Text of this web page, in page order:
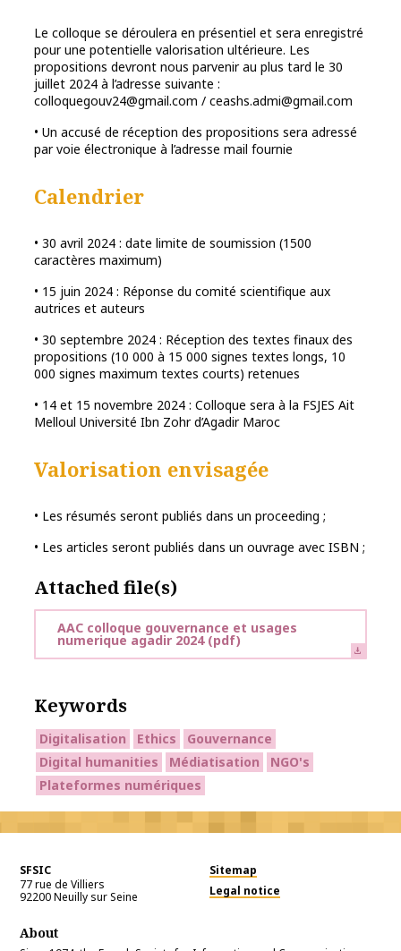
Le colloque se déroulera en présentiel et sera enregistré
pour une potentielle valorisation ultérieure. Les
propositions devront nous parvenir au plus tard le 30
juillet 2024 à l’adresse suivante :
colloquegouv24@gmail.com / ceashs.admi@gmail.com
• Un accusé de réception des propositions sera adressé
par voie électronique à l’adresse mail fournie
Calendrier
• 30 avril 2024 : date limite de soumission (1500
caractères maximum)
• 15 juin 2024 : Réponse du comité scientifique aux
autrices et auteurs
• 30 septembre 2024 : Réception des textes finaux des
propositions (10 000 à 15 000 signes textes longs, 10
000 signes maximum textes courts) retenues
• 14 et 15 novembre 2024 : Colloque sera à la FSJES Ait
Melloul Université Ibn Zohr d’Agadir Maroc
Valorisation envisagée
• Les résumés seront publiés dans un proceeding ;
• Les articles seront publiés dans un ouvrage avec ISBN ;
Attached file(s)
AAC colloque gouvernance et usages
numerique agadir 2024(pdf)
Keywords
Digitalisation Ethics
Gouvernance
Digital humanities
Médiatisation
NGO's
Plateformes numériques
SFSIC
77 rue de Villiers
92200Neuilly sur Seine
Sitemap
Legal notice
About